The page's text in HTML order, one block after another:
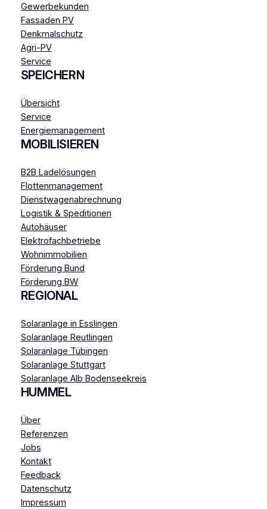
Gewerbekunden
Fassaden PV
Denkmalschutz
Agri-PV
Service
SPEICHERN
Übersicht
Service
Energiemanagement
MOBILISIEREN
B2B Ladelösungen
Flottenmanagement
Dienstwagenabrechnung
Logistik & Speditionen
Autohäuser
Elektrofachbetriebe
Wohnimmobilien
Förderung Bund
Förderung BW
REGIONAL
Solaranlage in Esslingen
Solaranlage Reutlingen
Solaranlage Tübingen
Solaranlage Stuttgart
Solaranlage Alb Bodenseekreis
HUMMEL
Über
Referenzen
Jobs
Kontakt
Feedback
Datenschutz
Impressum